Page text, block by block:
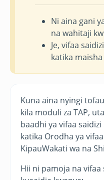
Ni aina gani
na wahitaji
Je, vifaa
katika maisha
Kuna aina nyingi
kila moduli za TAP,
baadhi ya vifaa
katika Orodha ya
KipauWakati wa na
Hii ni pamoja na vifaa